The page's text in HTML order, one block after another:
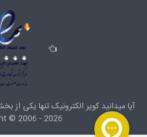
آیا میدانید کویر الکترونیک تنها یکی از
© 2006 - 2026